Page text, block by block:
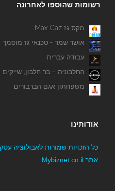
רשומות שהוספו לאחרונה
מקס גז Max Gaz
אושר שמר - טכנאי גז מוסמך
עבודה עברית
החלבוניה – בר חלבון, שייקים
משפחתון אגם הברבורים
אודותינו
אתר Mybiznet.co.il